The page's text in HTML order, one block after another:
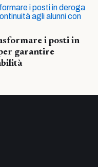
i posti in
garantire